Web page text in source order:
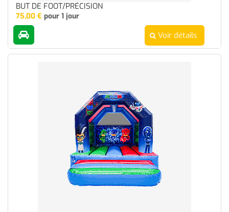
BUT DE FOOT/PRÉCISION
75,00 € pour 1 jour
Voir détails